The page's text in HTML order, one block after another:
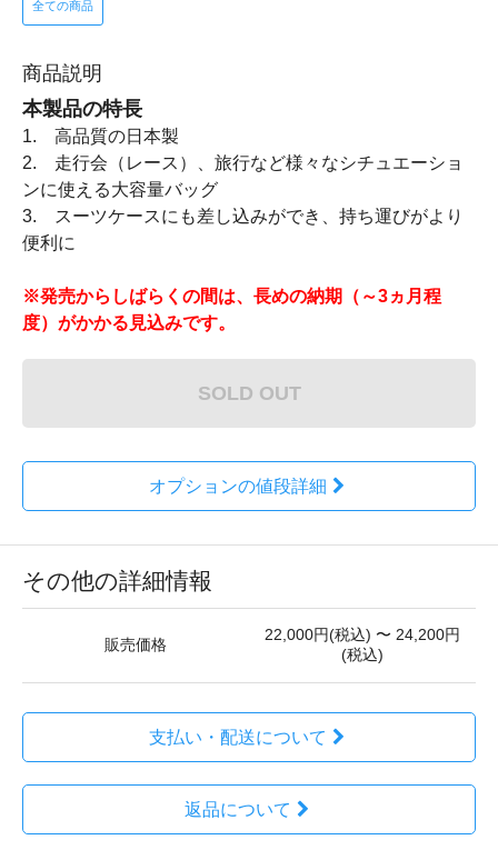
全ての商品
商品説明
本製品の特長
1. 高品質の日本製
2. 走行会（レース）、旅行など様々なシチュエーショ
ンに使える大容量バッグ
3. スーツケースにも差し込みができ、持ち運びがより
便利に
※発売からしばらくの間は、長めの納期（～3ヵ月程
度）がかかる見込みです。
SOLD OUT
オプションの値段詳細
その他の詳細情報
販売価格
22,000円(税込) 〜 24,200円
(税込)
支払い・配送について
返品について